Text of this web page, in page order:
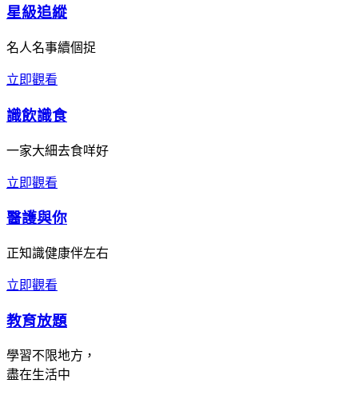
星級追縱
名人名事續個捉
立即觀看
識飲識食
一家大細去食咩好
立即觀看
醫護與你
正知識健康伴左右
立即觀看
教育放題
學習不限地方，
盡在生活中